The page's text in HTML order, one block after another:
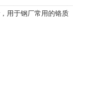
用于钢厂常用的铬质